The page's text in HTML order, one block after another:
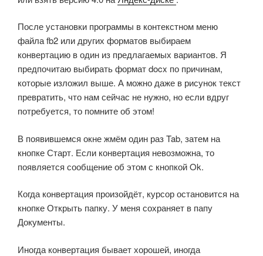
После установки программы в контекстном меню
файла fb2 или других форматов выбираем
конвертацию в один из предлагаемых вариантов. Я
предпочитаю выбирать формат docx по причинам,
которые изложил выше. А можно даже в рисунок текст
превратить, что нам сейчас не нужно, но если вдруг
потребуется, то помните об этом!
В появившемся окне жмём один раз Tab, затем на
кнопке Старт. Если конвертация невозможна, то
появляется сообщение об этом с кнопкой Ok.
Когда конвертация произойдёт, курсор остановится на
кнопке Открыть папку. У меня сохраняет в папу
Документы.
Иногда конвертация бывает хорошей, иногда